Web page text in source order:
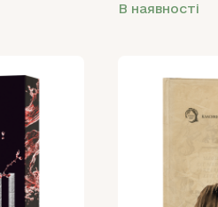
В наявності